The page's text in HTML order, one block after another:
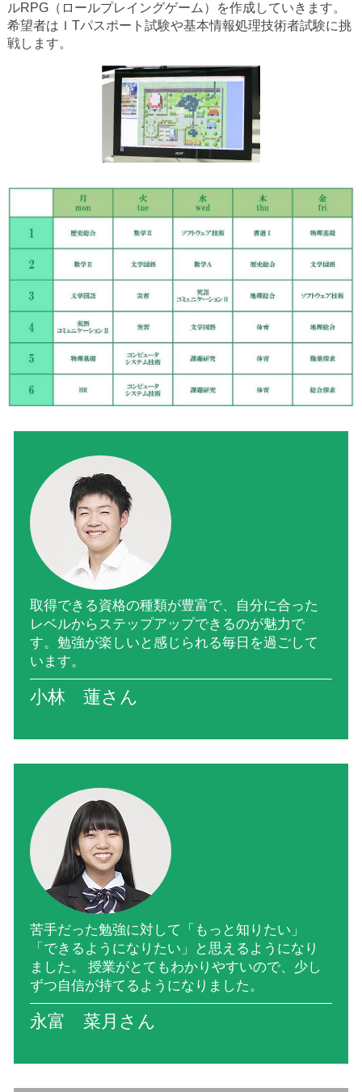
ルRPG（ロールプレイングゲーム）を作成していきます。
希望者はＩTパスポート試験や基本情報処理技術者試験に挑
戦します。
取得できる資格の種類が豊富で、自分に合った
レベルからステップアップできるのが魅力で
す。勉強が楽しいと感じられる毎日を過ごして
います。
小林 蓮さん
苦手だった勉強に対して「もっと知りたい」
「できるようになりたい」と思えるようになり
ました。 授業がとてもわかりやすいので、少し
ずつ自信が持てるようになりました。
永富 菜月さん